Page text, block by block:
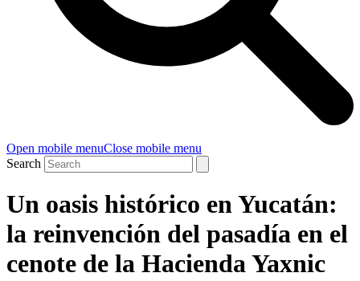
Open mobile menuClose mobile menu
Search
Un oasis histórico en Yucatán:
la reinvención del pasadía en el
cenote de la Hacienda Yaxnic